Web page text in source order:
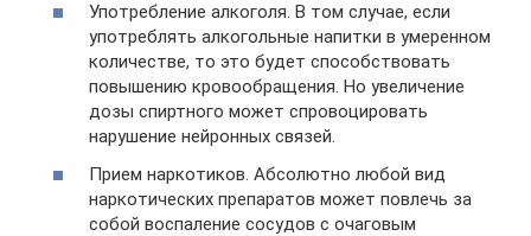
Употребление алкоголя. В том случае, если
употреблять алкогольные напитки в умеренном
количестве, то это будет способствовать
повышению кровообращения. Но увеличение
дозы спиртного может спровоцировать
нарушение нейронных связей.
Прием наркотиков. Абсолютно любой вид
наркотических препаратов может повлечь за
собой воспаление сосудов с очаговым